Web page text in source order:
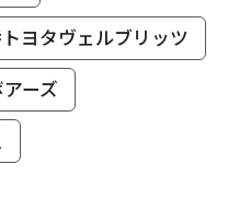
ヨタヴェルブリッツ
ーズ